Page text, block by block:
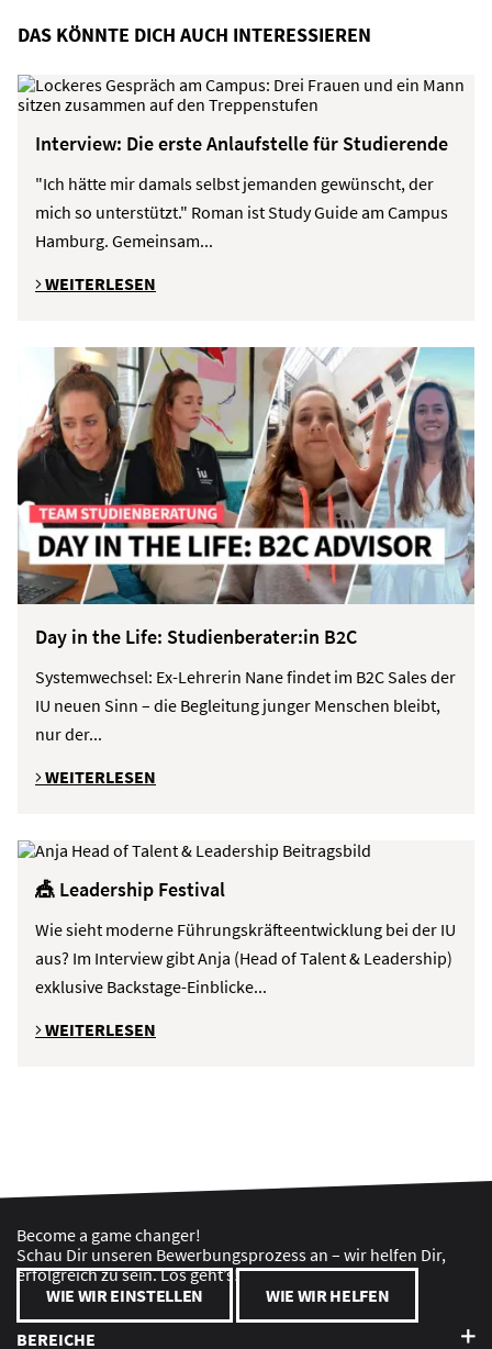
DAS KÖNNTE DICH AUCH INTERESSIEREN
Interview: Die erste Anlaufstelle für Studierende
"Ich hätte mir damals selbst jemanden gewünscht, der
mich so unterstützt." Roman ist Study Guide am Campus
Hamburg. Gemeinsam...
WEITERLESEN
Day in the Life: Studienberater:in B2C
Systemwechsel: Ex-Lehrerin Nane findet im B2C Sales der
IU neuen Sinn – die Begleitung junger Menschen bleibt,
nur der...
WEITERLESEN
🎪 Leadership Festival
Wie sieht moderne Führungskräfteentwicklung bei der IU
aus? Im Interview gibt Anja (Head of Talent & Leadership)
exklusive Backstage-Einblicke...
WEITERLESEN
Become a game changer!
Schau Dir unseren Bewerbungsprozess an – wir helfen Dir,
erfolgreich zu sein. Los geht’s!
WIE WIR EINSTELLEN
WIE WIR HELFEN
BEREICHE